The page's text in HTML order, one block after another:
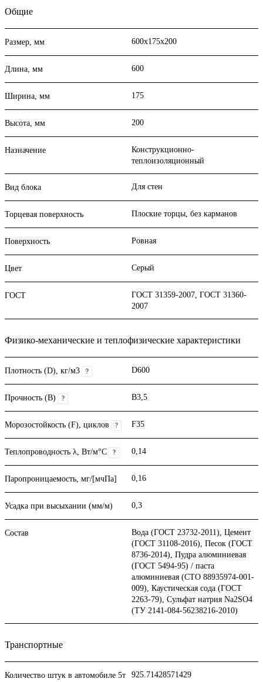
Общие
Размер, мм 600х175х200
Длина, мм 600
Ширина, мм 175
Высота, мм 200
Назначение
Конструкционно-
теплоизоляционный
Вид блока Для стен
Торцевая поверхность Плоские торцы, без карманов
Поверхность Ровная
Цвет Серый
ГОСТ
ГОСТ 31359-2007, ГОСТ 31360-
2007
Физико-механические и теплофизические характеристики
Плотность (D), кг/м3 ? D600
Прочность (В) ? B3,5
Морозостойкость (F), циклов ? F35
Теплопроводность λ, Вт/м°С ? 0,14
Паропроницаемость, мг/[мчПа] 0,16
Усадка при высыхании (мм/м) 0,3
Состав
Вода (ГОСТ 23732-2011), Цемент
(ГОСТ 31108-2016), Песок (ГОСТ
8736-2014), Пудра алюминиевая
(ГОСТ 5494-95) / паста
алюминиевая (СТО 88935974-001-
009), Каустическая сода (ГОСТ
2263-79), Сульфат натрия Na2SO4
(ТУ 2141-084-56238216-2010)
Транспортные
Количество штук в автомобиле 5т
925.71428571429